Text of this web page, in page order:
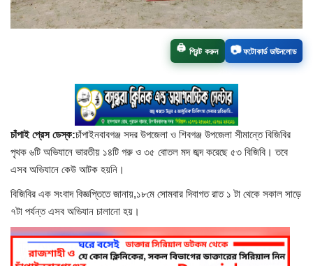
চাঁপাইনবাবগঞ্জ সদর
শিবগঞ্জ
গোমস্তাপুর
ভোলাহাট
নওগাঁ
🖨️ প্রিন্ট করুন 📷ফটোকার্ড ডাউনলোড
চাঁপাই প্রেস ডেস্ক:চাঁপাইনবাবগঞ্জ সদর উপজেলা ও শিবগঞ্জ উপজেলা সীমান্তে বিজিবির
পৃথক ৬টি অভিযানে ভারতীয় ১৪টি গরু ও ৩৫ বোতল মদ জব্দ করেছে ৫৩ বিজিবি। তবে
এসব অভিযানে কেউ আটক হয়নি।
বিজিবির এক সংবাদ বিজ্ঞপ্তিতে জানায়,১৮মে সোমবার দিবাগত রাত ১ টা থেকে সকাল সাড়ে
৭টা পর্যন্ত এসব অভিযান চালানো হয়।